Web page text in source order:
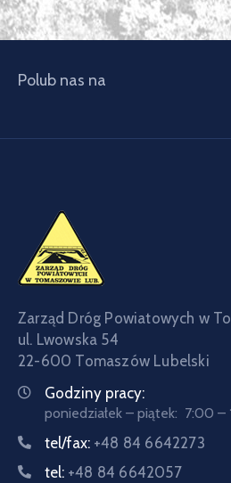
Polub nas na
Zarząd Dróg Powiatowych w
ul. Lwowska 54
22-600 Tomaszów Lubelski
Godziny pracy:
poniedziałek – piątek: 7:00 –
tel/fax: +48 84 6642273
tel: +48 84 6642057